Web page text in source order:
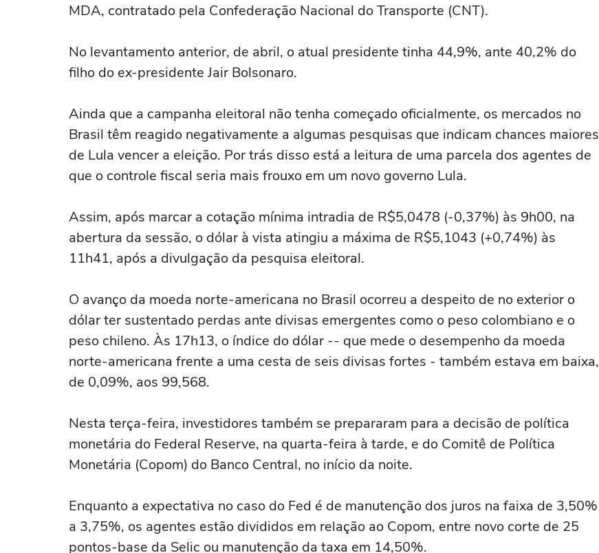
MDA, contratado ‌pela Confederação Nacional do Transporte (CNT).
No levantamento ⁠anterior, de abril, o ⁠atual presidente tinha 44,9%, ante 40,2% do
filho do ex-presidente Jair Bolsonaro.
Ainda que a campanha eleitoral não tenha começado ⁠oficialmente, os mercados no
Brasil têm reagido negativamente a algumas ‌pesquisas que indicam chances maiores
‌de Lula vencer a eleição. Por trás disso está a leitura de uma parcela dos agentes de
que o controle fiscal seria mais frouxo em um novo governo Lula.
Assim, após marcar a cotação mínima intradia de R$5,0478 (-0,37%) às 9h00, na
abertura da sessão, o dólar à vista ⁠atingiu a máxima de R$5,1043 (+0,74%) às
11h41, após a divulgação da pesquisa eleitoral.
O avanço da moeda norte-americana no Brasil ocorreu a despeito de no exterior o
dólar ter sustentado perdas ante divisas emergentes como o peso colombiano e o
peso chileno. Às 17h13, o índice do dólar -- que mede o desempenho da moeda
norte-americana frente a uma cesta de ‌seis divisas fortes - também estava em baixa,
de 0,09%, aos 99,568.
Nesta terça-feira, investidores também se prepararam para a decisão de política
monetária do Federal Reserve, na quarta-feira à tarde, e do Comitê de ⁠Política
Monetária (Copom) do Banco Central, no início da noite.
Enquanto a expectativa no caso do Fed é de manutenção dos juros na faixa de 3,50%
a 3,75%, os agentes estão divididos em relação ao Copom, entre novo corte de 25
pontos-base da Selic ou manutenção da taxa em 14,50%.